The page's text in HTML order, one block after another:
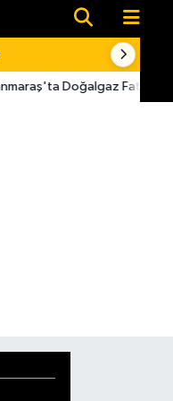
Faturaları İçin Kritik